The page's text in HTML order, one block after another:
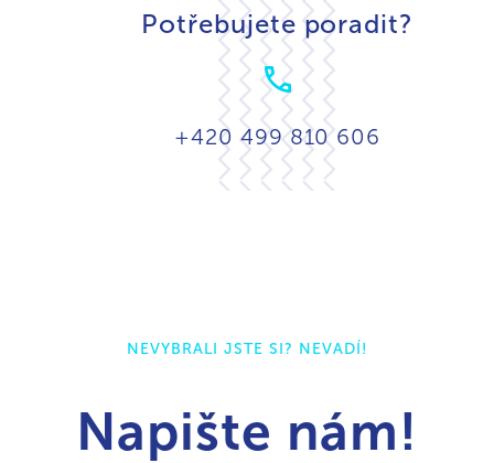
Potřebujete poradit?
+420 499 810 606
NEVYBRALI JSTE SI? NEVADÍ!
Napište nám!